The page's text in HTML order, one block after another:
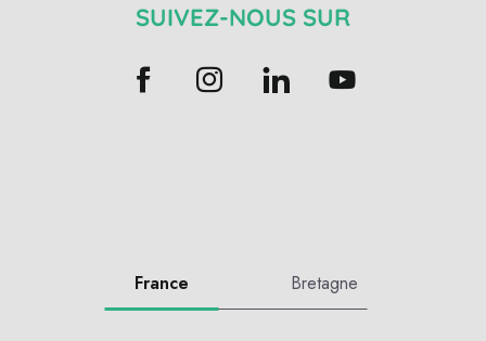
SUIVEZ-NOUS SUR
France Bretagne